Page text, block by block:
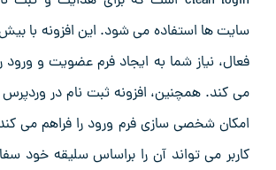
فعال، نیاز شما به ایجاد فرم عضویت و ورود
امکان شخصی‌ سازی فرم ورود را فراهم می
کاربر می ‌تواند آن را براساس سلیقه خود